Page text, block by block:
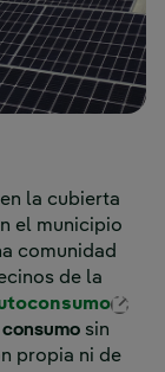
la cubierta
el municipio
comunidad
de la
consumo sin
propia ni de